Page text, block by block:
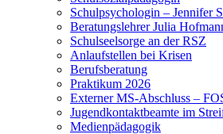
Schulpsychologin – Jennifer
Beratungslehrer Julia
Schulseelsorge an der RSZ
Anlaufstellen bei Krisen
Berufsberatung
Praktikum 2026
Externer MS-Abschluss –
Jugendkontaktbeamte im
Medienpädagogik